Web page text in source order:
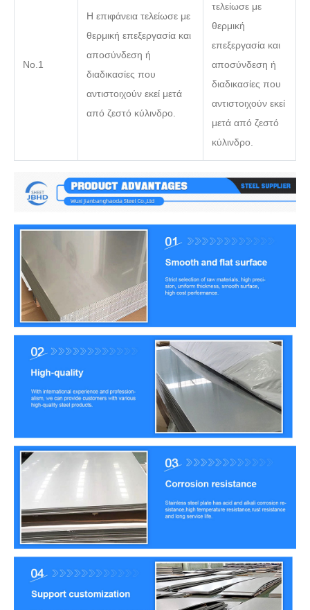
Νο.1
Η επιφάνεια τελείωσε με
θερμική επεξεργασία και
αποσύνδεση ή
διαδικασίες που
αντιστοιχούν εκεί μετά
από ζεστό κύλινδρο.
τελείωσε με
θερμική
επεξεργασία και
αποσύνδεση ή
διαδικασίες που
αντιστοιχούν εκεί
μετά από ζεστό
κύλινδρο.